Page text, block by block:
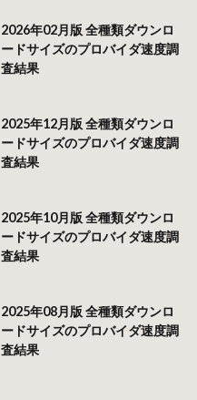
2026年02月版 全種類ダウンロ
ードサイズのプロバイダ速度調
査結果
2025年12月版 全種類ダウンロ
ードサイズのプロバイダ速度調
査結果
2025年10月版 全種類ダウンロ
ードサイズのプロバイダ速度調
査結果
2025年08月版 全種類ダウンロ
ードサイズのプロバイダ速度調
査結果